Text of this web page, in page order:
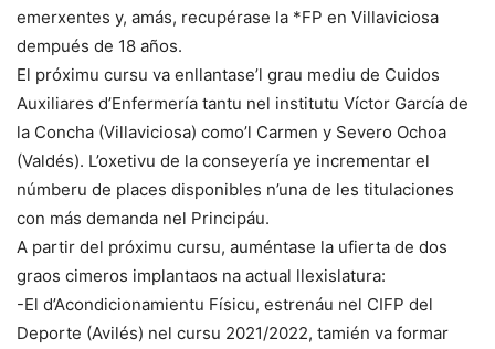
emerxentes y, amás, recupérase la *FP en Villaviciosa
dempués de 18 años.
El próximu cursu va enllantase’l grau mediu de Cuidos
Auxiliares d’Enfermería tantu nel institutu Víctor García de
la Concha (Villaviciosa) como’l Carmen y Severo Ochoa
(Valdés). L’oxetivu de la conseyería ye incrementar el
númberu de places disponibles n’una de les titulaciones
con más demanda nel Principáu.
A partir del próximu cursu, auméntase la ufierta de dos
graos cimeros implantaos na actual llexislatura:
-El d’Acondicionamientu Físicu, estrenáu nel CIFP del
Deporte (Avilés) nel cursu 2021/2022, tamién va formar